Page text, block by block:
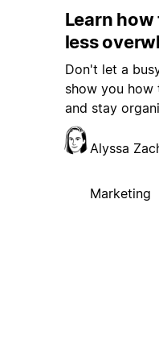
Learn
less
Don't let a
show you
and stay
Alyssa
Marketing